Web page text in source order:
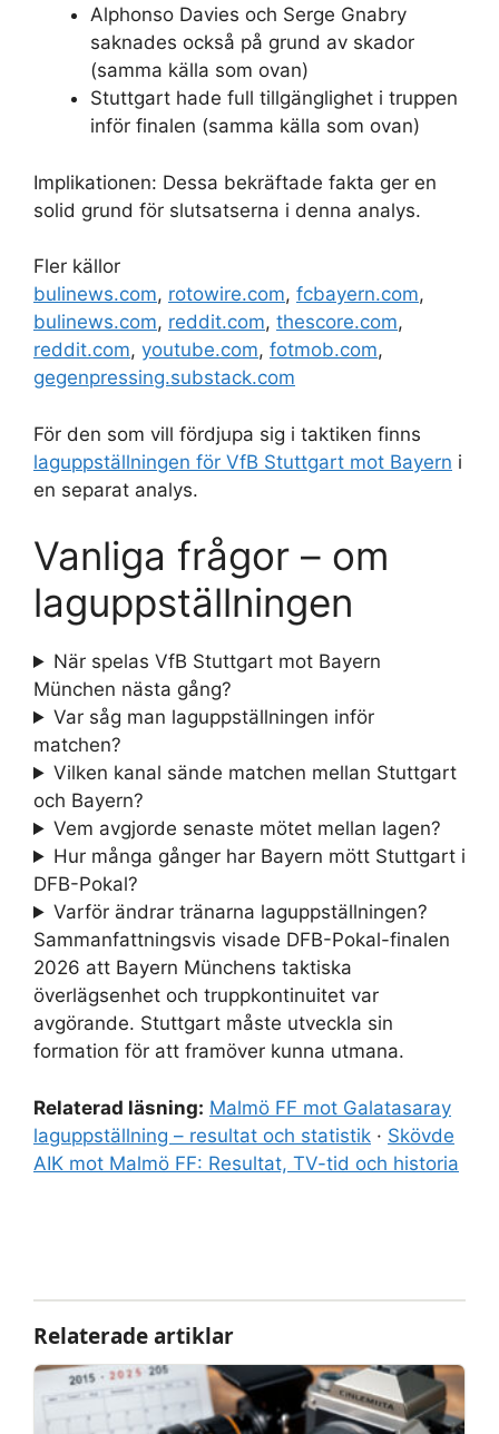
Alphonso Davies och Serge Gnabry
saknades också på grund av skador
(samma källa som ovan)
Stuttgart hade full tillgänglighet i truppen
inför finalen (samma källa som ovan)
Implikationen: Dessa bekräftade fakta ger en
solid grund för slutsatserna i denna analys.
Fler källor
bulinews.com, rotowire.com, fcbayern.com,
bulinews.com, reddit.com, thescore.com,
reddit.com, youtube.com, fotmob.com,
gegenpressing.substack.com
För den som vill fördjupa sig i taktiken finns
laguppställningen för VfB Stuttgart mot Bayern i
en separat analys.
Vanliga frågor – om
laguppställningen
När spelas VfB Stuttgart mot Bayern
München nästa gång?
Var såg man laguppställningen inför
matchen?
Vilken kanal sände matchen mellan Stuttgart
och Bayern?
Vem avgjorde senaste mötet mellan lagen?
Hur många gånger har Bayern mött Stuttgart i
DFB-Pokal?
Varför ändrar tränarna laguppställningen?
Sammanfattningsvis visade DFB-Pokal-finalen
2026 att Bayern Münchens taktiska
överlägsenhet och truppkontinuitet var
avgörande. Stuttgart måste utveckla sin
formation för att framöver kunna utmana.
Relaterad läsning: Malmö FF mot Galatasaray
laguppställning – resultat och statistik · Skövde
AIK mot Malmö FF: Resultat, TV-tid och historia
Relaterade artiklar